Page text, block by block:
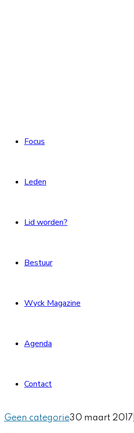
Focus
Leden
Lid worden?
Bestuur
Wyck Magazine
Agenda
Contact
Geen categorie30 maart 2017